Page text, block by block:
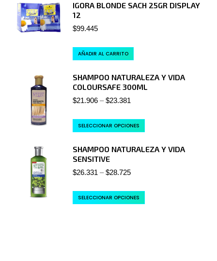
IGORA BLONDE SACH 25GR DISPLAY
12
$99.445
AÑADIR AL CARRITO
SHAMPOO NATURALEZA Y VIDA
COLOURSAFE 300ML
$21.906 –$23.381
SELECCIONAR OPCIONES
SHAMPOO NATURALEZA Y VIDA
SENSITIVE
$26.331 –$28.725
SELECCIONAR OPCIONES